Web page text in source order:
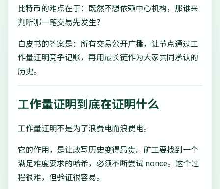
比特币的难点在于：既然不想依赖中心机构，那谁来
判断哪一笔交易先发生？
白皮书的答案是：所有交易公开广播，让节点通过工
作量证明竞争记账，再用最长链作为大家共同承认的
历史。
工作量证明到底在证明什么
工作量证明不是为了浪费电而浪费电。
它的作用，是让改写历史变得昂贵。矿工要找到一个
满足难度要求的哈希，必须不断尝试 nonce。这个过
程很难，但验证很容易。